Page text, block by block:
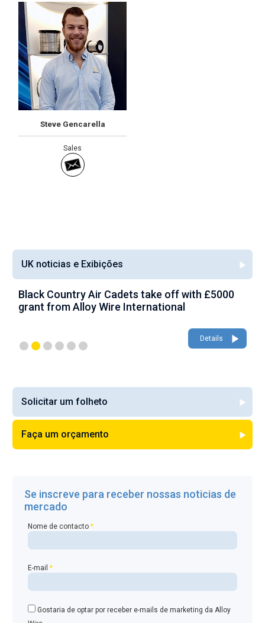
Steve Gencarella
Sales
UK noticias e Exibições
Black Country Air Cadets take off with £5000
grant from Alloy Wire International
Details
Solicitar um folheto
Faça um orçamento
Se inscreve para receber nossas noticias de
mercado
Nome de contacto*
E-mail*
Gostaria de optar por receber e-mails de marketing da Alloy